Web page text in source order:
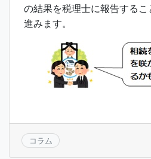
の結果を税理士に報告する
進みます。
コラム